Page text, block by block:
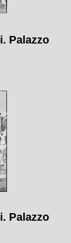
Palazzo
Palazzo